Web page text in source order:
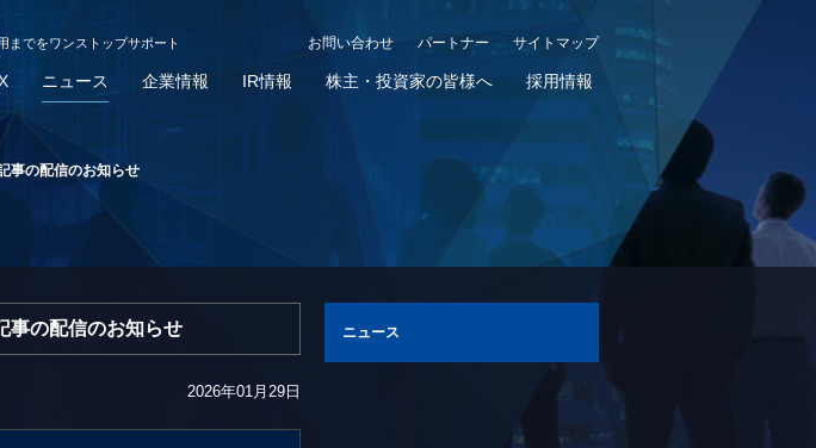
までをワンストップサポート サイトマップ
パートナー
お問い合わせ
ニュース 企業情報 IR情報 株主・投資家の皆様へ 採用情報
事の配信のお知らせ
事の配信のお知らせ
2026年01月29日
ニュース